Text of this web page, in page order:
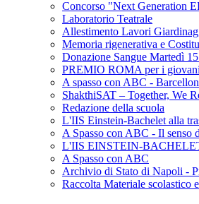
Concorso "Next Generation
Laboratorio Teatrale
Allestimento Lavori
Memoria rigenerativa e
Donazione Sangue Martedì
PREMIO ROMA per i giovani
A spasso con ABC -
ShakthiSAT – Together, We
Redazione della scuola
L'IIS Einstein-Bachelet alla
A Spasso con ABC - Il senso
L'IIS EINSTEIN-
A Spasso con ABC
Archivio di Stato di Napoli -
Raccolta Materiale scolastico